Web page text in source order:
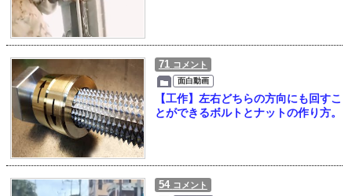
71 コメント
面白動画
【工作】左右どちらの方向にも回すこ
とができるボルトとナットの作り方。
54 コメント